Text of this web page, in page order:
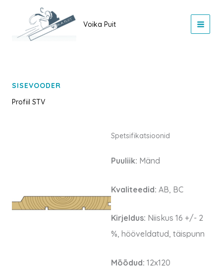
content
Voika Puit
SISEVOODER
Profiil STV
Spetsifikatsioonid
Puuliik: Mänd
Kvaliteedid: AB, BC
Kirjeldus: Niiskus 16 +/- 2
%, hööveldatud, täispunn
Mõõdud: 12x120